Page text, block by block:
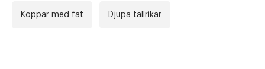
Koppar med fat Djupa tallrikar